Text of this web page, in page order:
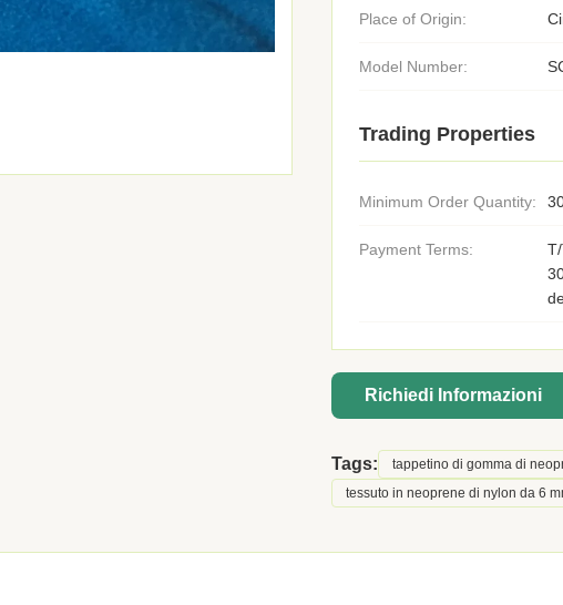
Place of Origin:
Model Number:
Trading Properties
Minimum Order Quantity:
Payment Terms:
Richiedi Informazioni
Tags: tappetino di gomma di
tessuto in neoprene di nylon da 6